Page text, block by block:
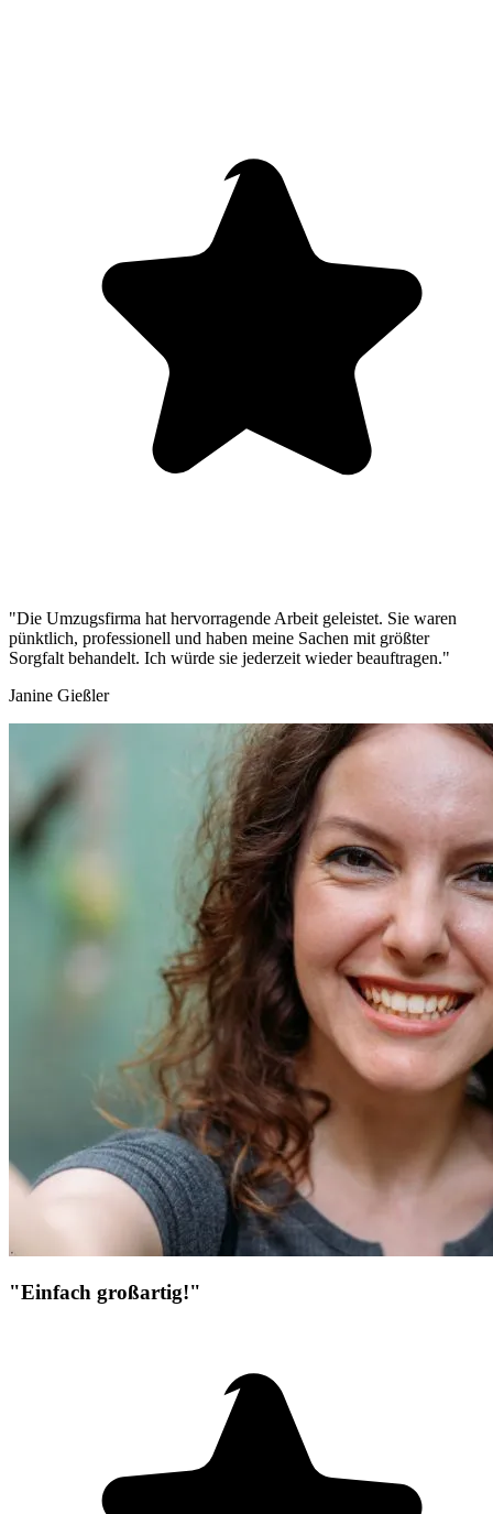
"Die Umzugsfirma hat hervorragende Arbeit geleistet. Sie waren
pünktlich, professionell und haben meine Sachen mit größter
Sorgfalt behandelt. Ich würde sie jederzeit wieder beauftragen."
Janine Gießler
"Einfach großartig!"